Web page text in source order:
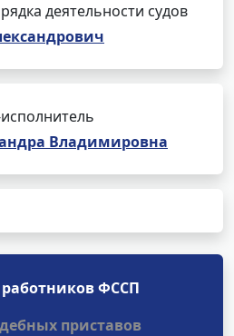
деятельности судов
Владимировна
ФССП
приставов